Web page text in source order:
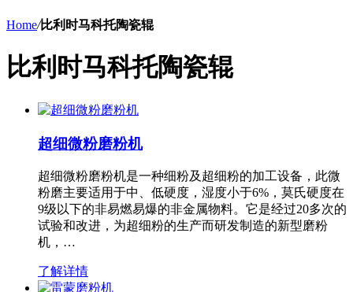
Home/比利时马科托陶瓷辊
比利时马科托陶瓷辊
超细微粉磨粉机
超细微粉磨粉机是一种细粉及超细粉的加工设备，此微
粉磨主要适用于中、低硬度，湿度小于6%，莫氏硬度在
9级以下的非易燃易爆的非金属物料。它是经过20多次的
试验和改进，为超细粉的生产而研发制造的新型磨粉
机，…
了解详情